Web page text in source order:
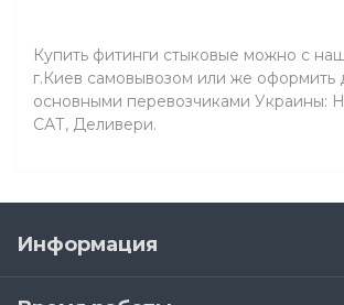
Купить фитинги стыковые можно с
г.Киев самовывозом или же оформить
основными перевозчиками Украины:
САТ, Деливери.
Информация